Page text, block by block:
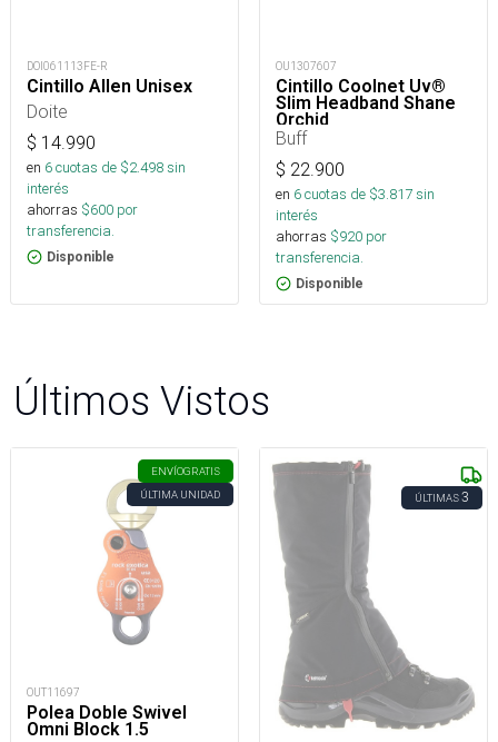
DOI061113FE-R
Cintillo Allen Unisex
Doite
$ 14.990
en 6cuotas de $2.498sin
interés
ahorras $600 por
transferencia.
Disponible
OU1307607
Cintillo Coolnet Uv®
Slim Headband Shane
Orchid
Buff
$ 22.900
en 6cuotas de $3.817sin
interés
ahorras $920 por
transferencia.
Disponible
Últimos Vistos
ENVÍOGRATIS
ÚLTIMA UNIDAD
OUT11697
Polea Doble Swivel
Omni Block 1.5
ÚLTIMAS3